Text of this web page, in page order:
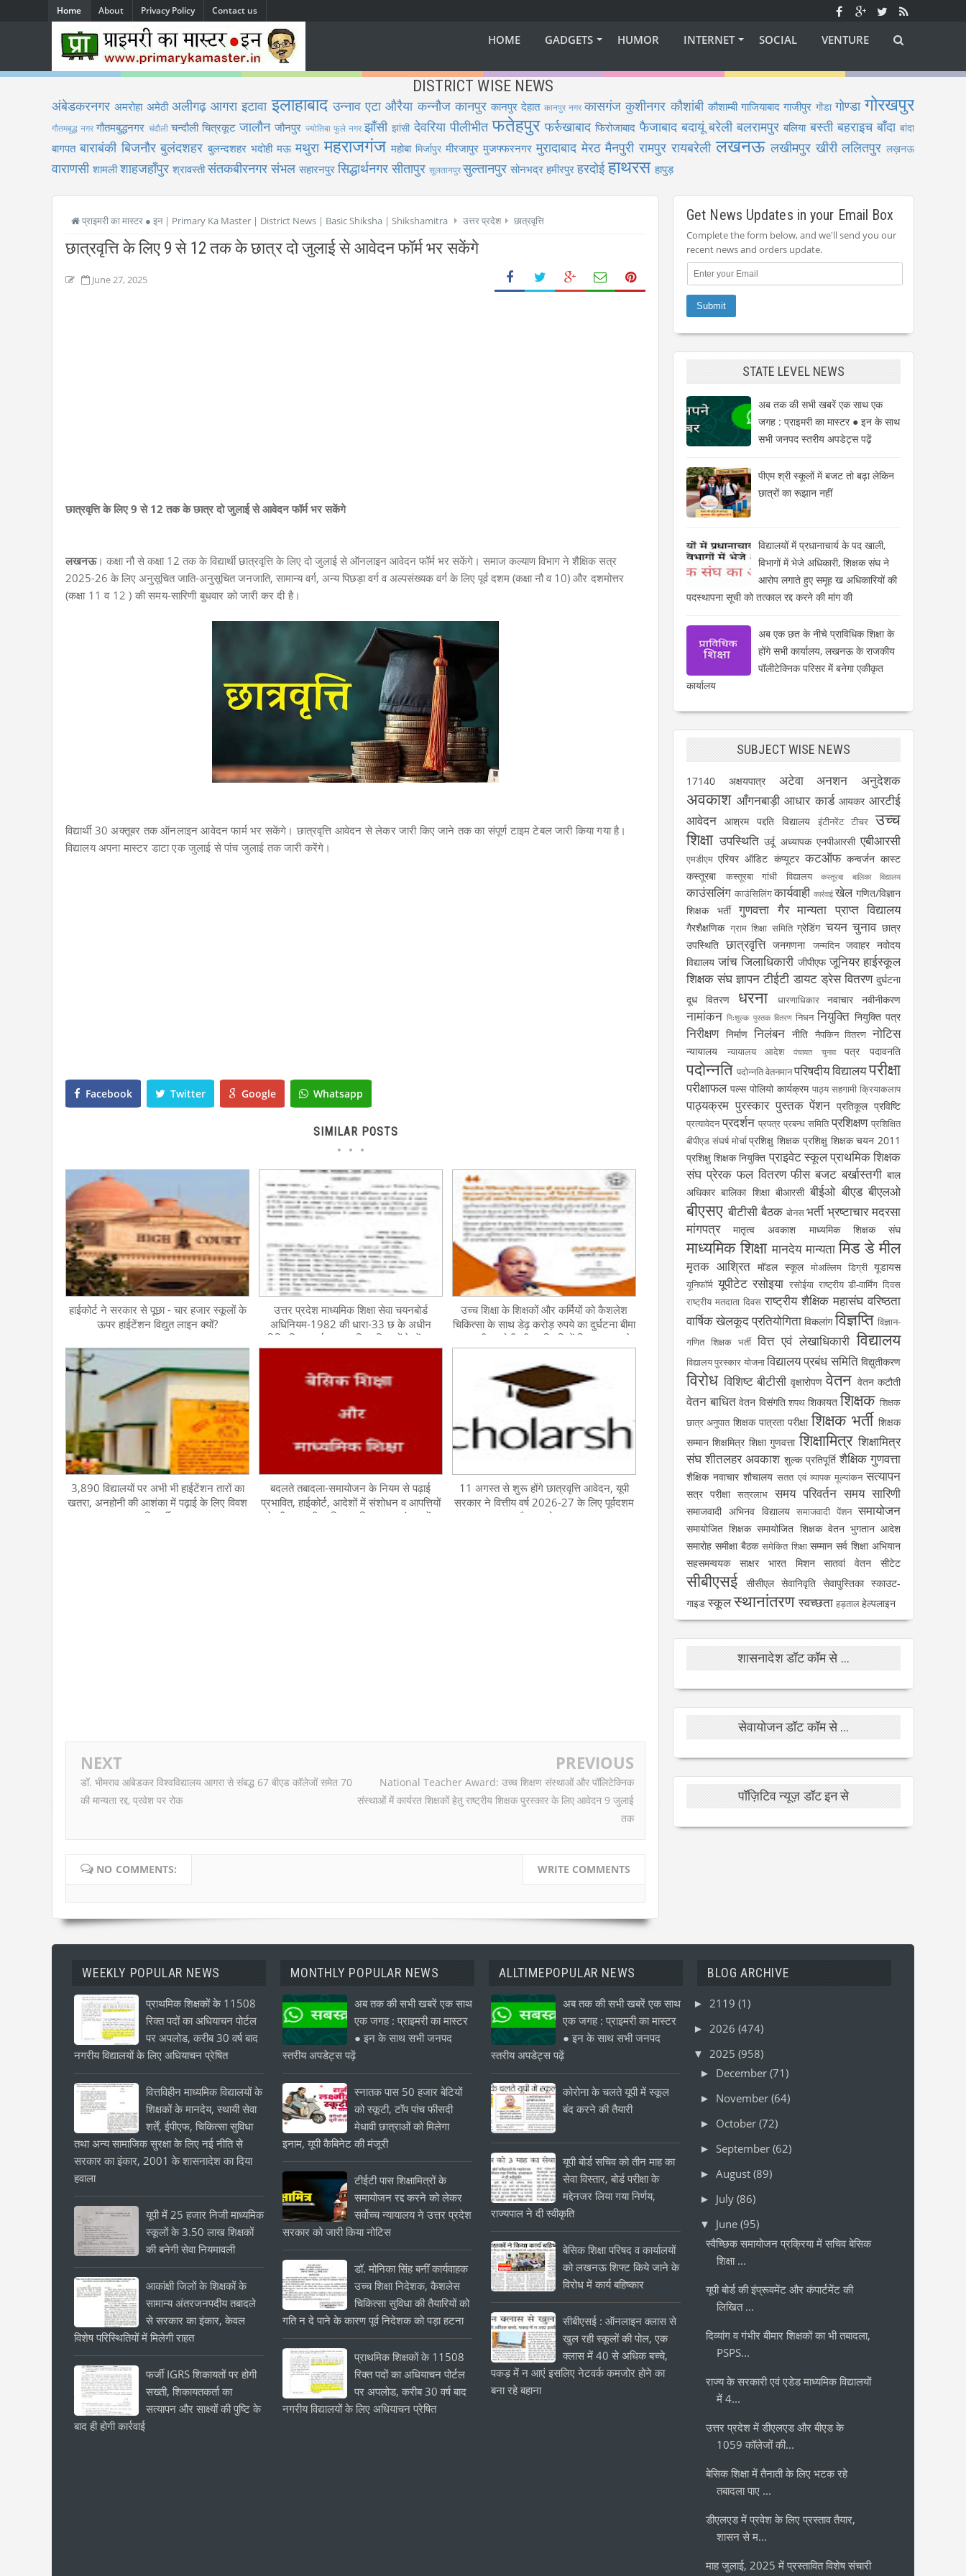
Home About Privacy Policy Contact us
HOME GADGETS HUMOR INTERNET SOCIAL VENTURE
DISTRICT WISE NEWS
अंबेडकरनगर अमरोहा अमेठी अलीगढ़ आगरा इटावा इलाहाबाद उन्नाव एटा औरैया कन्नौज कानपुर कानपुर देहात कानपुर नगर कासगंज कुशीनगर कौशांबी कौशाम्बी गाजियाबाद गाजीपुर गोंडा गोण्डा गोरखपुर
गौतमबुद्ध नगर गौतमबुद्धनगर चंदौली चन्दौली चित्रकूट जालौन जौनपुर ज्योतिबा फुले नगर झाँसी झांसी देवरिया पीलीभीत फतेहपुर फर्रुखाबाद फिरोजाबाद फैजाबाद बदायूं बरेली बलरामपुर बलिया बस्ती बहराइच बाँदा बांदा
बागपत बाराबंकी बिजनौर बुलंदशहर बुलन्दशहर भदोही मऊ मथुरा महराजगंज महोबा मिर्जापुर मीरजापुर मुजफ्फरनगर मुरादाबाद मेरठ मैनपुरी रामपुर रायबरेली लखनऊ लखीमपुर खीरी ललितपुर लख़नऊ
वाराणसी शामली शाहजहाँपुर श्रावस्ती संतकबीरनगर संभल सहारनपुर सिद्धार्थनगर सीतापुर सुलतानपुरसुल्तानपुर सोनभद्र हमीरपुर हरदोई हाथरस हापुड़
प्राइमरी का मास्टर ● इन | Primary Ka Master | District News | Basic Shiksha | Shikshamitra उत्तर प्रदेश छात्रवृत्ति
छात्रवृत्ति के लिए 9 से 12 तक के छात्र दो जुलाई से आवेदन फॉर्म भर सकेंगे
June 27, 2025
छात्रवृत्ति के लिए 9 से 12 तक के छात्र दो जुलाई से आवेदन फॉर्म भर सकेंगे
लखनऊ। कक्षा नौ से कक्षा 12 तक के विद्यार्थी छात्रवृत्ति के लिए दो जुलाई से ऑनलाइन आवेदन फॉर्म भर सकेंगे। समाज कल्याण विभाग ने शैक्षिक सत्र
2025-26 के लिए अनुसूचित जाति-अनुसूचित जनजाति, सामान्य वर्ग, अन्य पिछड़ा वर्ग व अल्पसंख्यक वर्ग के लिए पूर्व दशम (कक्षा नौ व 10) और दशमोत्तर
(कक्षा 11 व 12 ) की समय-सारिणी बुधवार को जारी कर दी है।
विद्यार्थी 30 अक्तूबर तक ऑनलाइन आवेदन फार्म भर सकेंगे। छात्रवृत्ति आवेदन से लेकर जारी किए जाने तक का संपूर्ण टाइम टेबल जारी किया गया है।
विद्यालय अपना मास्टर डाटा एक जुलाई से पांच जुलाई तक जारी करेंगे।
Facebook Twitter Google Whatsapp
SIMILAR POSTS
हाईकोर्ट ने सरकार से पूछा - चार हजार स्कूलों के
ऊपर हाईटेंशन विद्युत लाइन क्यों?
उत्तर प्रदेश माध्यमिक शिक्षा सेवा चयनबोर्ड
अधिनियम-1982 की धारा-33 छ के अधीन
विनियमित तदर्थ/अल्पकालिक शिक्षकों के पेंशन
प्रकरणों के निस्तारण के सम्बन्ध में
उच्च शिक्षा के शिक्षकों और कर्मियों को कैशलेश
चिकित्सा के साथ डेढ़ करोड़ रुपये का दुर्घटना बीमा
कवर, सीएम योगी की उपस्थिति में विभाग PNB के
साथ करेगा MOU
3,890 विद्यालयों पर अभी भी हाईटेंशन तारों का
खतरा, अनहोनी की आशंका में पढ़ाई के लिए विवश
विद्यार्थी
बदलते तबादला-समायोजन के नियम से पढ़ाई
प्रभावित, हाईकोर्ट, आदेशों में संशोधन व आपत्तियों
के बीच उलझी प्रक्रिया, शिक्षक असमंजस में,
11 अगस्त से शुरू होंगे छात्रवृत्ति आवेदन, यूपी
सरकार ने वित्तीय वर्ष 2026-27 के लिए पूर्वदशम
(कक्षा 9-10) और दशमोत्तर (कक्षा 11-12)
NEXT
डॉ. भीमराव आंबेडकर विश्वविद्यालय आगरा से संबद्ध 67 बीएड कॉलेजों समेत 70
की मान्यता रद्द, प्रवेश पर रोक
PREVIOUS
National Teacher Award: उच्च शिक्षण संस्थाओं और पॉलिटेक्निक
संस्थाओं में कार्यरत शिक्षकों हेतु राष्ट्रीय शिक्षक पुरस्कार के लिए आवेदन 9 जुलाई
तक
NO COMMENTS: WRITE COMMENTS
Get News Updates in your Email Box
Complete the form below, and we'll send you our
recent news and orders update.
STATE LEVEL NEWS
अब तक की सभी खबरें एक साथ एक
जगह : प्राइमरी का मास्टर ● इन के साथ
सभी जनपद स्तरीय अपडेट्स पढ़ें
पीएम श्री स्कूलों में बजट तो बढ़ा लेकिन
छात्रों का रूझान नहीं
विद्यालयों में प्रधानाचार्य के पद खाली,
विभागों में भेजे अधिकारी, शिक्षक संघ ने
आरोप लगाते हुए समूह ख अधिकारियों की
पदस्थापना सूची को तत्काल रद्द करने की मांग की
अब एक छत के नीचे प्राविधिक शिक्षा के
होंगे सभी कार्यालय, लखनऊ के राजकीय
पॉलीटेक्निक परिसर में बनेगा एकीकृत
कार्यालय
SUBJECT WISE NEWS
17140 अक्षयपात्र अटेवा अनशन अनुदेशक
अवकाश आँगनबाड़ी आधार कार्ड आयकर आरटीई
आवेदन आश्रम पद्दति विद्यालय इंटीनरेंट टीचर उच्च
शिक्षा उपस्थिति उर्दू अध्यापक एनपीआरसी एबीआरसी
एमडीएम एरियर ऑडिट कंप्यूटर कटऑफ कन्वर्जन कास्ट
कस्तूरबा
कस्तूरबा गांधी विद्यालय कस्तूरबा बालिका विद्यालय
काउंसलिंग काउंसिलिंग कार्यवाही कार्रवाई खेल गणित/विज्ञान
शिक्षक भर्ती
गुणवत्ता गैर मान्यता प्राप्त विद्यालय
गैरशैक्षणिक ग्राम शिक्षा समिति ग्रेडिंग चयन चुनाव छात्र
उपस्थिति छात्रवृत्ति जनगणना जन्मदिन जवाहर नवोदय
विद्यालय जांच जिलाधिकारी जीपीएफ जूनियर हाईस्कूल
शिक्षक संघ ज्ञापन टीईटी डायट ड्रेस वितरण दुर्घटना
दूध वितरण
धरना धारणाधिकार नवाचार नवीनीकरण
नामांकन निःशुल्क पुस्तक वितरण निधन नियुक्ति नियुक्ति पत्र
निरीक्षण निर्माण निलंबन नीति नैपकिन वितरण नोटिस
न्यायालय न्यायालय आदेश पंचायत चुनाव पत्र पदावनति
पदोन्नति पदोन्नति वेतनमानपरिषदीय विद्यालयपरीक्षा
परीक्षाफल पल्स पोलियो कार्यक्रम पाठ्य सहगामी क्रियाकलाप
पाठ्यक्रम पुरस्कार पुस्तक पेंशन प्रतिकूल प्रविष्टि
प्रत्यावेदन प्रदर्शन प्रपत्र प्रबन्ध समिति प्रशिक्षण प्रशिक्षित
बीपीएड संघर्ष मोर्चा प्रशिक्षु शिक्षक प्रशिक्षु शिक्षक चयन 2011
प्रशिक्षु शिक्षक नियुक्ति प्राइवेट स्कूलप्राथमिक शिक्षक
संघ प्रेरक फल वितरण फीस बजट बर्खास्तगी बाल
अधिकार बालिका शिक्षा बीआरसी बीईओ बीएड बीएलओ
बीएसए बीटीसी बैठक बोनस भर्ती भ्रष्टाचार मदरसा
मांगपत्र
मातृत्व अवकाश माध्यमिक शिक्षक संघ
माध्यमिक शिक्षा मानदेय मान्यता मिड डे मील
मृतक आश्रित मॉडल स्कूल मोअल्लिम डिग्री यूडायस
यूनिफॉर्म यूपीटेट रसोइया रसोईया राष्ट्रीय डी-वार्मिंग दिवस
राष्ट्रीय मतदाता दिवस राष्ट्रीय शैक्षिक महासंघ वरिष्ठता
वार्षिक खेलकूद प्रतियोगिता विकलांग विज्ञप्ति विज्ञान-
गणित शिक्षक भर्ती वित्त एवं लेखाधिकारी विद्यालय
विद्यालय पुरस्कार योजनाविद्यालय प्रबंध समिति विद्युतीकरण
विरोध विशिष्ट बीटीसी वृक्षारोपण वेतन वेतन कटौती
वेतन बाधित वेतन विसंगति शपथ शिकायत शिक्षक शिक्षक
छात्र अनुपात शिक्षक पात्रता परीक्षा शिक्षक भर्ती शिक्षक
सम्मान शिक्षमित्र शिक्षा गुणवत्ता शिक्षामित्र शिक्षामित्र
संघ शीतलहर अवकाश शुल्क प्रतिपूर्ति शैक्षिक गुणवत्ता
शैक्षिक नवाचार शौचालय सतत एवं व्यापक मूल्यांकन सत्यापन
सत्र परीक्षा सत्रलाभ समय परिवर्तन समय सारिणी
समाजवादी अभिनव विद्यालय समाजवादी पेंशन समायोजन
समायोजित शिक्षक समायोजित शिक्षक वेतन भुगतान आदेश
समारोह समीक्षा बैठक समेकित शिक्षा सम्मान सर्व शिक्षा अभियान
सहसमन्वयक
साक्षर भारत मिशन सातवां वेतन सीटेट
सीबीएसई सीसीएल सेवानिवृति सेवापुस्तिका स्काउट-
गाइड स्कूलस्थानांतरण स्वच्छता हड़तालहेल्पलाइन
शासनादेश डॉट कॉम से ...
सेवायोजन डॉट कॉम से ...
पॉज़िटिव न्यूज़ डॉट इन से
WEEKLY POPULAR NEWS
प्राथमिक शिक्षकों के 11508
रिक्त पदों का अधियाचन पोर्टल
पर अपलोड, करीब 30 वर्ष बाद
नगरीय विद्यालयों के लिए अधियाचन प्रेषित
वित्तविहीन माध्यमिक विद्यालयों के
शिक्षकों के मानदेय, स्थायी सेवा
शर्तें, ईपीएफ, चिकित्सा सुविधा
तथा अन्य सामाजिक सुरक्षा के लिए नई नीति से
सरकार का इंकार, 2001 के शासनादेश का दिया
हवाला
यूपी में 25 हजार निजी माध्यमिक
स्कूलों के 3.50 लाख शिक्षकों
की बनेगी सेवा नियमावली
आकांक्षी जिलों के शिक्षकों के
सामान्य अंतरजनपदीय तबादले
से सरकार का इंकार, केवल
विशेष परिस्थितियों में मिलेगी राहत
फर्जी IGRS शिकायतों पर होगी
सख्ती, शिकायतकर्ता का
सत्यापन और साक्ष्यों की पुष्टि के
बाद ही होगी कार्रवाई
MONTHLY POPULAR NEWS
अब तक की सभी खबरें एक साथ
एक जगह : प्राइमरी का मास्टर
● इन के साथ सभी जनपद
स्तरीय अपडेट्स पढ़ें
स्नातक पास 50 हजार बेटियों
को स्कूटी, टॉप पांच फीसदी
मेधावी छात्राओं को मिलेगा
इनाम, यूपी कैबिनेट की मंजूरी
टीईटी पास शिक्षामित्रों के
समायोजन रद्द करने को लेकर
सर्वोच्च न्यायालय ने उत्तर प्रदेश
सरकार को जारी किया नोटिस
डॉ. मोनिका सिंह बनीं कार्यवाहक
उच्च शिक्षा निदेशक, कैशलेस
चिकित्सा सुविधा की तैयारियों को
गति न दे पाने के कारण पूर्व निदेशक को पड़ा हटना
प्राथमिक शिक्षकों के 11508
रिक्त पदों का अधियाचन पोर्टल
पर अपलोड, करीब 30 वर्ष बाद
नगरीय विद्यालयों के लिए अधियाचन प्रेषित
ALLTIMEPOPULAR NEWS
अब तक की सभी खबरें एक साथ
एक जगह : प्राइमरी का मास्टर
● इन के साथ सभी जनपद
स्तरीय अपडेट्स पढ़ें
कोरोना के चलते यूपी में स्कूल
बंद करने की तैयारी
यूपी बोर्ड सचिव को तीन माह का
सेवा विस्तार, बोर्ड परीक्षा के
मद्देनजर लिया गया निर्णय,
राज्यपाल ने दी स्वीकृति
बेसिक शिक्षा परिषद व कार्यालयों
को लखनऊ शिफ्ट किये जाने के
विरोध में कार्य बहिष्कार
सीबीएसई : ऑनलाइन क्लास से
खुल रही स्कूलों की पोल, एक
क्लास में 40 से अधिक बच्चे,
पकड़ में न आएं इसलिए नेटवर्क कमजोर होने का
बना रहे बहाना
BLOG ARCHIVE
► 2119(1)
► 2026(474)
▼ 2025(958)
► December(71)
► November(64)
► October(72)
► September(62)
►August(89)
► July(86)
▼ June(95)
स्वैच्छिक समायोजन प्रक्रिया में सचिव बेसिक
शिक्षा ...
यूपी बोर्ड की इंप्रूवमेंट और कंपार्टमेंट की
लिखित ...
दिव्यांग व गंभीर बीमार शिक्षकों का भी तबादला,
PSPS...
राज्य के सरकारी एवं एडेड माध्यमिक विद्यालयों
में 4...
उत्तर प्रदेश में डीएलएड और बीएड के
1059 कॉलेजों की...
बेसिक शिक्षा में तैनाती के लिए भटक रहे
तबादला पाए ...
डीएलएड में प्रवेश के लिए प्रस्ताव तैयार,
शासन से म...
माह जुलाई, 2025 में प्रस्तावित विशेष संचारी